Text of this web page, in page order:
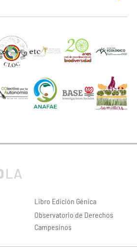
Libro Edición Génica
Observatorio de Derechos
Campesinos